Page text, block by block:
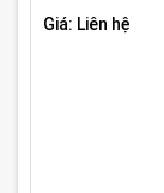
Giá: Liên hệ